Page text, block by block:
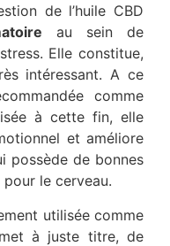
de l’huile CBD
au sein de
Elle constitue,
intéressant. A ce
comme
à cette fin, elle
et améliore
possède de bonnes
le cerveau.
utilisée comme
à juste titre, de